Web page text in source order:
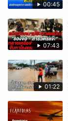
00:45
07:43
01:22